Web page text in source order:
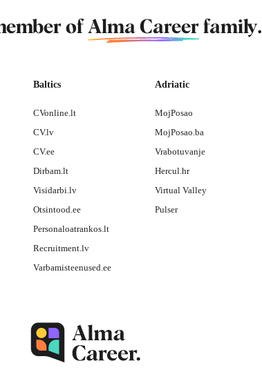
of Alma Careerfamily.
Baltics
CVonline.lt
CV.lv
CV.ee
Dirbam.lt
Visidarbi.lv
Otsintood.ee
Personaloatrankos.lt
Recruitment.lv
Varbamisteenused.ee
Adriatic
MojPosao
MojPosao.ba
Vrabotuvanje
Hercul.hr
Virtual Valley
Pulser